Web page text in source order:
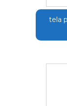
tela